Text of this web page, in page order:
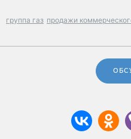
группа газ продажи